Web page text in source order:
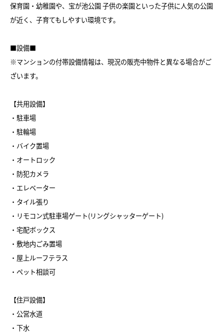
保育園・幼稚園や、宝が池公園 子供の楽園といった子供に人気の公園
が近く、子育てもしやすい環境です。
■設備■
※マンションの付帯設備情報は、現況の販売中物件と異なる場合がご
ざいます。
【共用設備】
・駐車場
・駐輪場
・バイク置場
・オートロック
・防犯カメラ
・エレベーター
・タイル張り
・リモコン式駐車場ゲート(リングシャッターゲート)
・宅配ボックス
・敷地内ごみ置場
・屋上ルーフテラス
・ペット相談可
【住戸設備】
・公営水道
・下水